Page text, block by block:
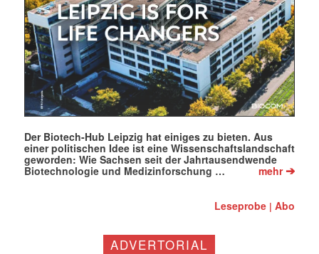
Der Biotech-Hub Leipzig hat einiges zu bieten. Aus
einer politischen Idee ist eine Wissenschaftslandschaft
geworden: Wie Sachsen seit der Jahrtausendwende
Biotechnologie und Medizinforschung …
mehr➔
Leseprobe |Abo
ADVERTORIAL